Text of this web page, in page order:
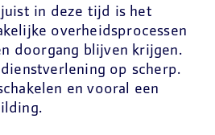
in deze tijd is het
overheidsprocessen
doorgang blijven krijgen.
op scherp.
en vooral een